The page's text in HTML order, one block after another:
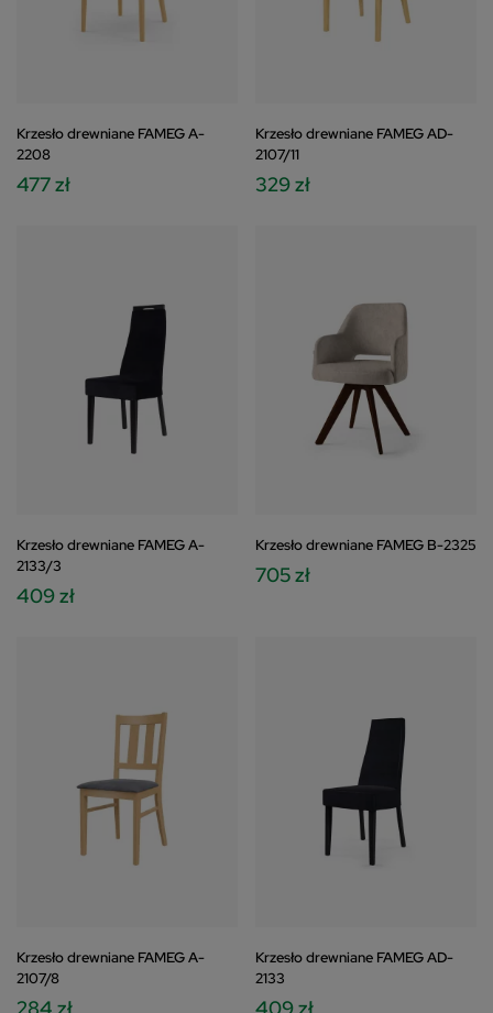
Krzesło drewniane FAMEG A-
2208
477 zł
Krzesło drewniane FAMEG AD-
2107/11
329 zł
Krzesło drewniane FAMEG A-
2133/3
409 zł
Krzesło drewniane FAMEG B-2325
705 zł
Krzesło drewniane FAMEG A-
2107/8
284 zł
Krzesło drewniane FAMEG AD-
2133
409 zł